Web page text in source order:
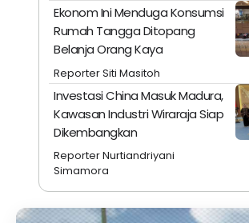
Ekonom Ini Menduga Konsumsi
Rumah Tangga Ditopang
Belanja Orang Kaya
Reporter Siti Masitoh
Investasi China Masuk Madura,
Kawasan Industri Wiraraja Siap
Dikembangkan
Reporter Nurtiandriyani
Simamora